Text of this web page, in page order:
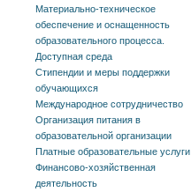
Материально-техническое
обеспечение и оснащенность
образовательного процесса.
Доступная среда
Стипендии и меры поддержки
обучающихся
Международное сотрудничество
Организация питания в
образовательной организации
Платные образовательные услуги
Финансово-хозяйственная
деятельность